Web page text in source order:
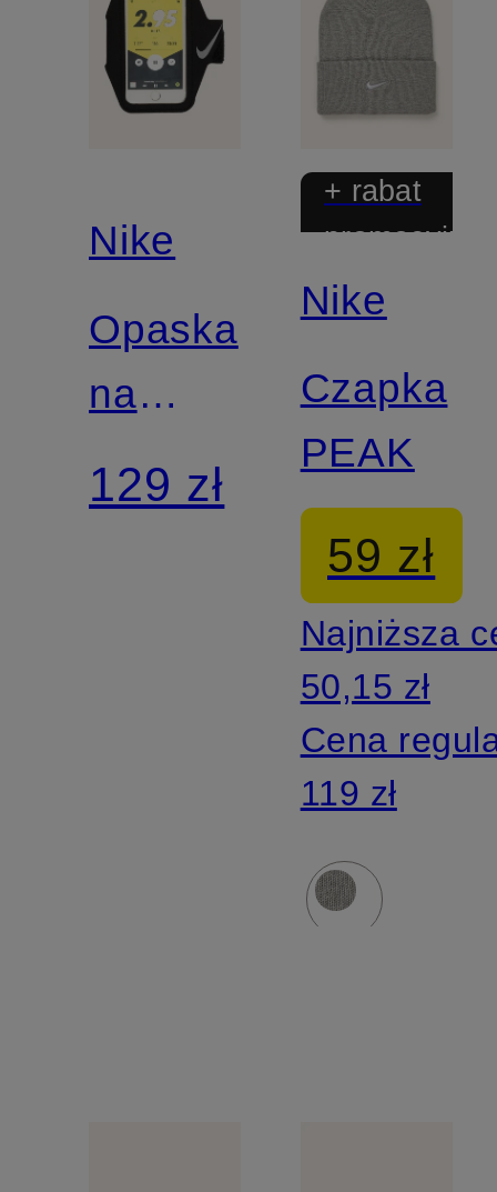
Nike
Opaska
na
smartfon
LEAN
129 zł
+ rabat
promocyjny
Nike
Czapka
PEAK
59 zł
Najniższa
50,15 zł
Cena
119 zł